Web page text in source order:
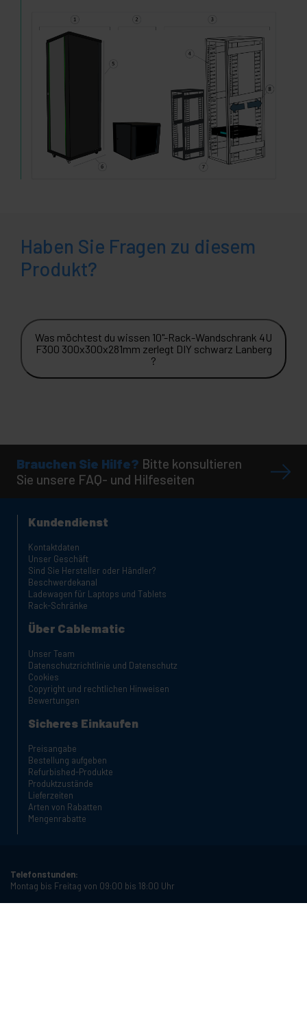
Haben Sie Fragen zu diesem
Produkt?
Was möchtest du wissen 10"-Rack-Wandschrank 4U
F300 300x300x281mm zerlegt DIY schwarz Lanberg
?
Brauchen Sie Hilfe? Bitte konsultieren
Sie unsere FAQ- und Hilfeseiten
Kundendienst
Kontaktdaten
Unser Geschäft
Sind Sie Hersteller oder Händler?
Beschwerdekanal
Ladewagen für Laptops und Tablets
Rack-Schränke
Über Cablematic
Unser Team
Datenschutzrichtlinie und Datenschutz
Cookies
Copyright und rechtlichen Hinweisen
Bewertungen
Sicheres Einkaufen
Preisangabe
Bestellung aufgeben
Refurbished-Produkte
Produktzustände
Lieferzeiten
Arten von Rabatten
Mengenrabatte
Telefonstunden:
Montag bis Freitag von 09:00 bis 18:00 Uhr